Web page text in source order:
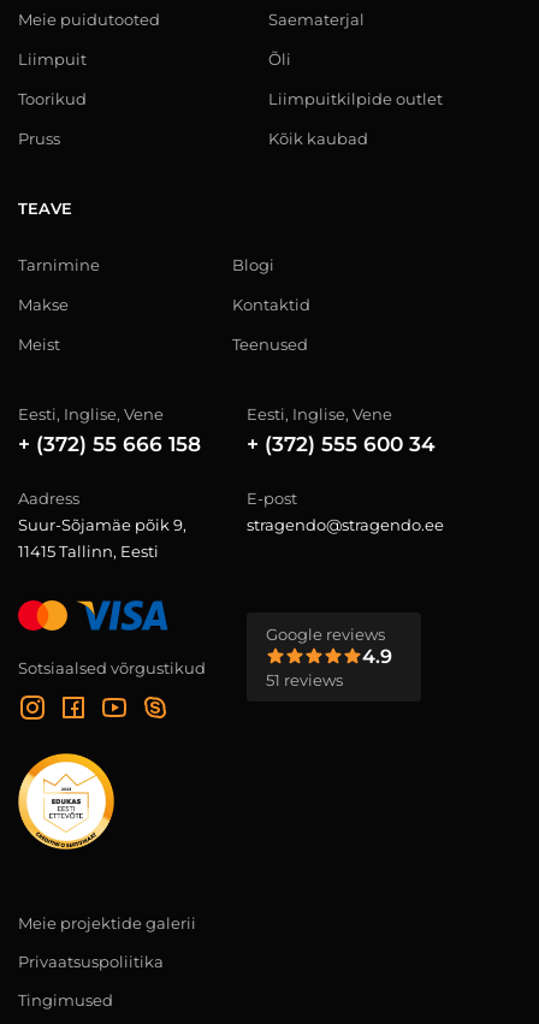
Meie puidutooted
Liimpuit
Toorikud
Pruss
Saematerjal
Õli
Liimpuitkilpide outlet
Kõik kaubad
TEAVE
Tarnimine
Makse
Meist
Blogi
Kontaktid
Teenused
Eesti, Inglise, Vene
+ (372) 55 666 158
Eesti, Inglise, Vene
+ (372) 555 600 34
Aadress
Suur-Sõjamäe põik 9,
11415 Tallinn, Eesti
E-post
stragendo@stragendo.ee
Sotsiaalsed võrgustikud
Google reviews
4.9
51 reviews
Meie projektide galerii
Privaatsuspoliitika
Tingimused